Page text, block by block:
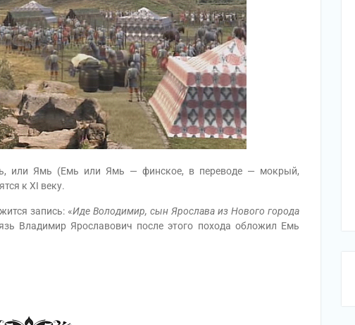
или Ямь (Емь или Ямь — финское, в переводе — мокрый,
к XI веку.
запись: «Иде Володимир, сын Ярослава из Нового города
Владимир Ярославович после этого похода обложил Емь